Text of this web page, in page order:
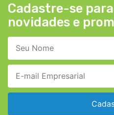
Cadastre-se
novidades e